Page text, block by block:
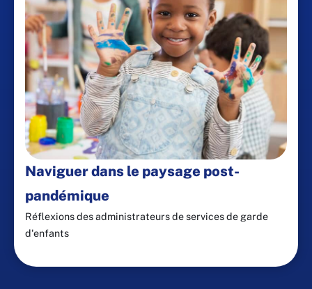
Naviguer dans le paysage post-
pandémique
Réflexions des administrateurs de services de garde
d'enfants